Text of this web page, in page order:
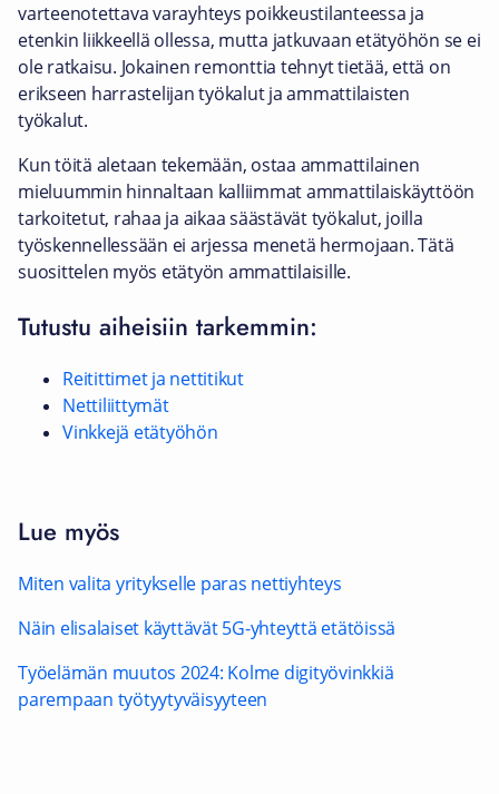
varteenotettava varayhteys poikkeustilanteessa ja
etenkin liikkeellä ollessa, mutta jatkuvaan etätyöhön se ei
ole ratkaisu. Jokainen remonttia tehnyt tietää, että on
erikseen harrastelijan työkalut ja ammattilaisten
työkalut.
Kun töitä aletaan tekemään, ostaa ammattilainen
mieluummin hinnaltaan kalliimmat ammattilaiskäyttöön
tarkoitetut, rahaa ja aikaa säästävät työkalut, joilla
työskennellessään ei arjessa menetä hermojaan. Tätä
suosittelen myös etätyön ammattilaisille.
Tutustu aiheisiin tarkemmin:
Reitittimet ja nettitikut
Nettiliittymät
Vinkkejä etätyöhön
Lue myös
Miten valita yritykselle paras nettiyhteys
Näin elisalaiset käyttävät 5G-yhteyttä etätöissä
Työelämän muutos 2024: Kolme digityövinkkiä
parempaan työtyytyväisyyteen